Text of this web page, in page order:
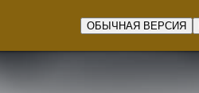
ОБЫЧНАЯ ВЕРСИЯ